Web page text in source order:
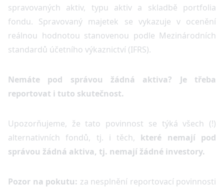
spravovaných aktiv, typu aktiv a skladbě portfolia
fondu. Spravovaný majetek se vykazuje v ocenění
reálnou hodnotou stanovenou podle Mezinárodních
standardů účetního výkaznictví (IFRS).
Nemáte pod správou žádná aktiva? Je třeba
reportovat i tuto skutečnost.
Upozorňujeme, že tato povinnost se týká všech (!)
alternativních fondů, tj. i těch, které nemají pod
správou žádná aktiva, tj. nemají žádné investory.
Pozor na pokutu: za nesplnění reportovací povinnosti